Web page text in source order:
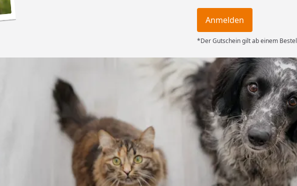
Anmelden
*Der Gutschein gilt ab einem
„Gute Erfahrung mit
Zoologo,schnelle Lieferung, alles
top“
31.07.2026
Versand